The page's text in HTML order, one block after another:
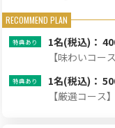
1名(税込)：
【味わいコ
1名(税込)：
【厳選コー